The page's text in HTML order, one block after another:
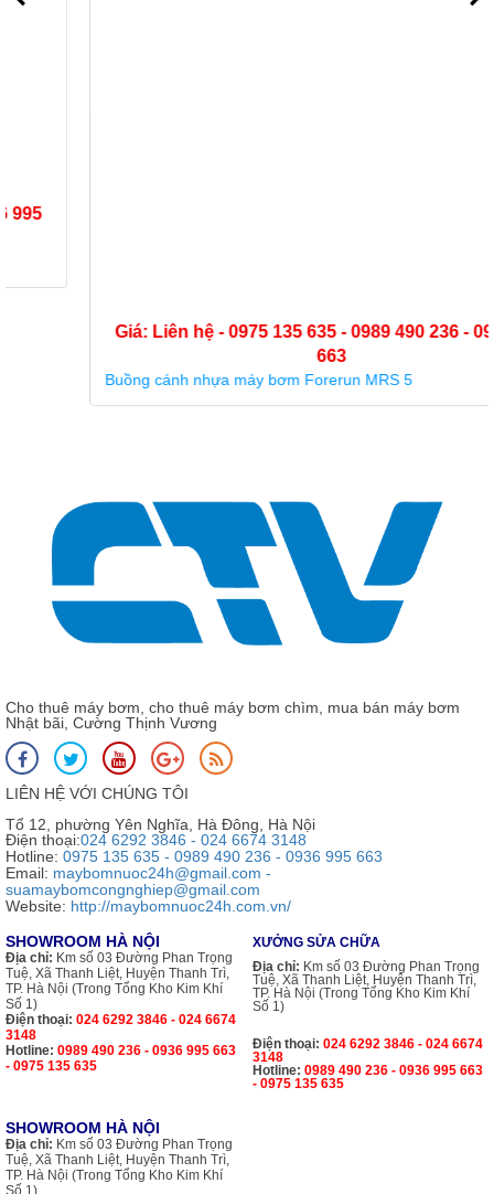
Giá: Liên hệ - 0975 135 635 - 0989 490 236 - 0936 995
Buồng cánh nhựa máy bơm Forerun MRS 5
Cho thuê máy bơm, cho thuê máy bơm chìm, mua bán máy bơm
Nhật bãi, Cường Thịnh Vương
LIÊN HỆ VỚI CHÚNG TÔI
Tổ 12, phường Yên Nghĩa, Hà Đông, Hà Nội
Điện thoại:024 6292 3846 - 024 6674 3148
Hotline: 0975 135 635 - 0989 490 236 - 0936 995 663
Email: maybomnuoc24h@gmail.com -
suamaybomcongnghiep@gmail.com
Website: http://maybomnuoc24h.com.vn/
SHOWROOM HÀ NỘI
Địa chỉ: Km số 03 Đường Phan Trọng
Tuệ, Xã Thanh Liệt, Huyện Thanh Trì,
TP. Hà Nội (Trong Tổng Kho Kim Khí
Số 1)
Điện thoại: 024 6292 3846 - 024 6674
3148
Hotline: 0989 490 236 - 0936 995 663
- 0975 135 635
XƯỞNG SỬA CHỮA
Địa chỉ: Km số 03 Đường Phan Trọng
Tuệ, Xã Thanh Liệt, Huyện Thanh Trì,
TP. Hà Nội (Trong Tổng Kho Kim Khí
Số 1)
Điện thoại: 024 6292 3846 - 024 6674
3148
Hotline: 0989 490 236 - 0936 995 663
- 0975 135 635
SHOWROOM HÀ NỘI
Địa chỉ: Km số 03 Đường Phan Trọng
Tuệ, Xã Thanh Liệt, Huyện Thanh Trì,
TP. Hà Nội (Trong Tổng Kho Kim Khí
Số 1)